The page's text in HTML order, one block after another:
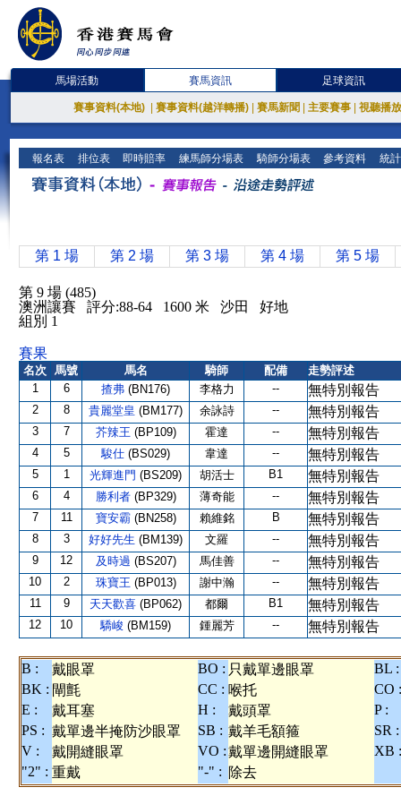
馬場活動 賽馬資訊 足球資訊
賽事資料(本地) 賽事資料(越洋轉播) 賽馬新聞 主要賽事 視聽播
報名表 排位表 即時賠率 練馬師分場表 騎師分場表 參考資料 統
第 1 場 第 2 場 第 3 場 第 4 場 第 5 場
第 9 場 (485)
澳洲讓賽 評分:88-64 1600 米 沙田 好地
組別 1
賽果
名次 馬號 馬名 騎師 配備
走勢評述
1
6 揸弗 (BN176) 李格力 -- 無特別報告
2 8 貴麗堂皇 (BM177) 余詠詩 -- 無特別報告
3 7 芥辣王 (BP109) 霍達 -- 無特別報告
4 5 駿仕 (BS029) 韋達 -- 無特別報告
5 1 光輝進門 (BS209) 胡活士 B1 無特別報告
6 4 勝利者 (BP329) 薄奇能 -- 無特別報告
7 11 寶安霸 (BN258) 賴維銘 B 無特別報告
8 3 好好先生 (BM139) 文羅 -- 無特別報告
9 12 及時過 (BS207) 馬佳善 -- 無特別報告
10 2 珠寶王 (BP013) 謝中瀚 -- 無特別報告
11 9 天天歡喜 (BP062) 都爾 B1 無特別報告
12 10 驕峻 (BM159) 鍾麗芳 -- 無特別報告
B : 戴眼罩 BO : 只戴單邊眼罩
BL :
BK : 閘氈 CC : 喉托
CO :
E :
戴耳塞 H : 戴頭罩
P :
PS : 戴單邊半掩防沙眼罩 SB : 戴羊毛額箍
SR :
V :
戴開縫眼罩 VO :戴單邊開縫眼罩
XB :
"2" : 重戴 "-" : 除去